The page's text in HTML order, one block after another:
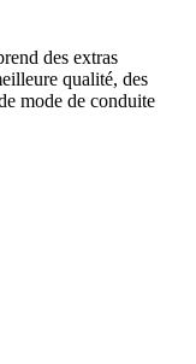
des extras
qualité, des
mode de conduite